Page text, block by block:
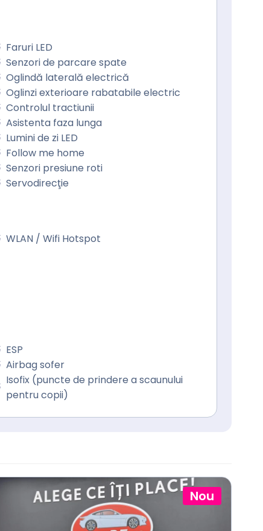
Faruri LED
Senzori de parcare spate
Oglindă laterală electrică
Oglinzi exterioare rabatabile electric
Controlul tractiunii
Asistenta faza lunga
Lumini de zi LED
Follow me home
Senzori presiune roti
Servodirecţie
WLAN / Wifi Hotspot
ESP
Airbag sofer
Isofix (puncte de prindere a scaunului
pentru copii)
Nou